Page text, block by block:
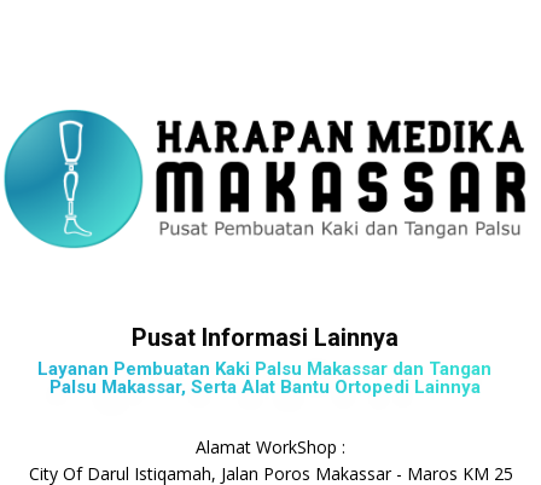
Pusat Informasi Lainnya
Layanan Pembuatan Kaki Palsu Makassar dan Tangan
Palsu Makassar, Serta Alat Bantu Ortopedi Lainnya
Alamat WorkShop :
City Of Darul Istiqamah, Jalan Poros Makassar - Maros KM 25